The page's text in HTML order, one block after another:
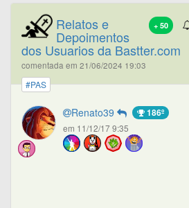
+ 50
Relatos e
Depoimentos
dos Usuarios da Bastter.com
comentada em 21/06/2024 19:03
#PAS
Renato39 186º
em 11/12/17 9:35